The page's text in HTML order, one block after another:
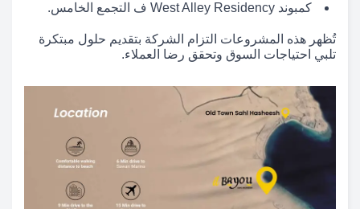
كمبوند West Alley Residency ف التجمع الخامس.
تُظهر هذه المشروعات التزام الشركة بتقديم حلول مبتكرة
تلبي احتياجات السوق وتحقق رضا العملاء.